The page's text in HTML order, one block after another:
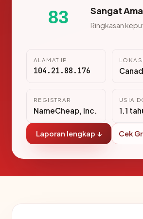
83 Sangat
Ringkasan
ALAMAT IP
104.21.88.176
REGISTRAR
NameCheap, Inc.
USIA
1.1
Laporan lengkap ↓ Cek